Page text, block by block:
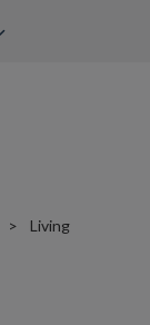
Living